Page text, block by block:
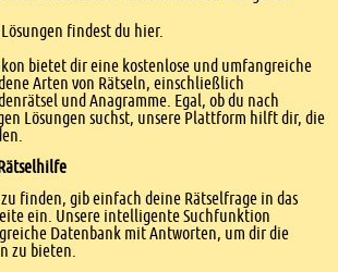
findest du hier.
bietet dir eine kostenlose und umfangreiche
Arten von Rätseln, einschließlich
und Anagramme. Egal, ob du nach
Lösungen suchst, unsere Plattform hilft dir, die
zu finden, gib einfach deine Rätselfrage in das
ein. Unsere intelligente Suchfunktion
Datenbank mit Antworten, um dir die
zu bieten.